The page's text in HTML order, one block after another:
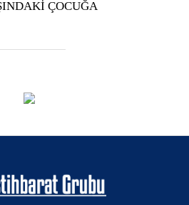
ÇOCUĞA